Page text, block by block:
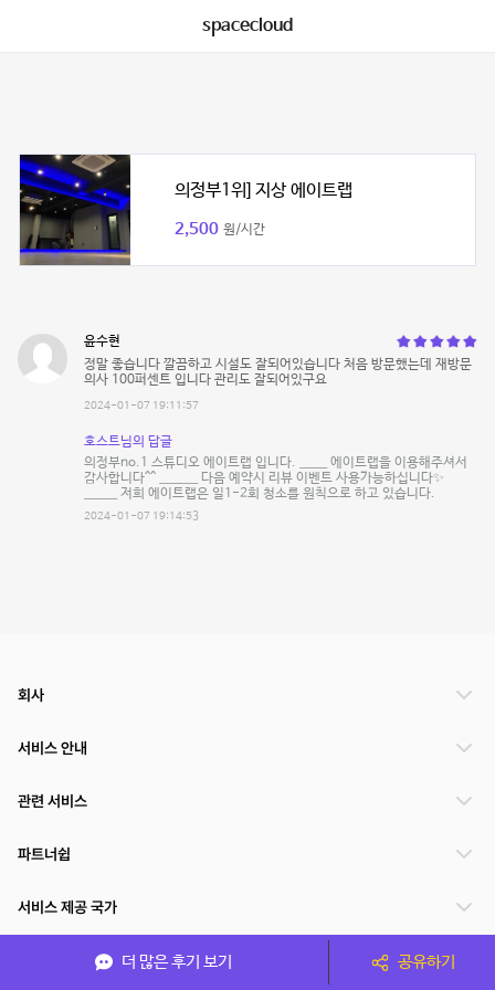
spacecloud
의정부1위] 지상 에이트랩
2,500 원/시간
윤수현
정말 좋습니다 깔끔하고 시설도 잘되어있습니다 처음 방문했는데 재방문
의사 100퍼센트 입니다 관리도 잘되어있구요
2024-01-07 19:11:57
호스트님의 답글
의정부no.1 스튜디오 에이트랩 입니다. _____ 에이트랩을 이용해주셔서
감사합니다^^ _______ 다음 예약시 리뷰 이벤트 사용가능하십니다✨
______ 저희 에이트랩은 일1-2회 청소를 원칙으로 하고 있습니다.
2024-01-07 19:14:53
더 많은 후기 보기 공유하기
회사
서비스 안내
관련 서비스
파트너쉽
서비스 제공 국가